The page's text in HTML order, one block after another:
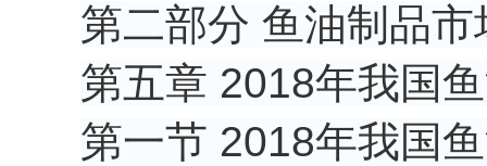
第二部分 鱼油制品
第五章 2018年我国
第一节 2018年我国